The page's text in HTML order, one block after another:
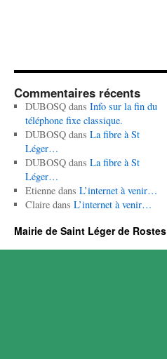
Commentaires récents
DUBOSQdans Info sur la fin du
téléphone fixe classique.
DUBOSQdans La fibre à St
Léger…
DUBOSQdans La fibre à St
Léger…
Etiennedans L’internet à venir…
Clairedans L’internet à venir…
Mairie de Saint Léger de Rostes